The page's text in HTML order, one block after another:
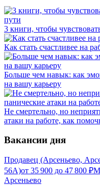
3 книги, чтобы
Как стать счастливее на
Больше чем навык: как
на вашу карьеру
Не смертельно, но
атаки на работе, как
Вакансии дня
Продавец (Арсеньево,
56А)от 35 900 до 47 800 ₽
Арсеньево